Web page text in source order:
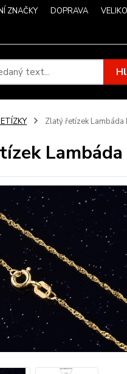
ZNAČKY DOPRAVA
Zlatý řetízek